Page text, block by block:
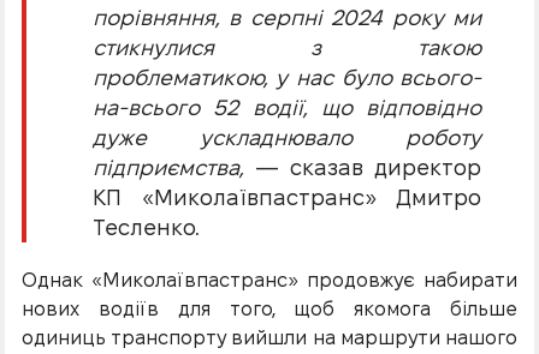
порівняння, в серпні 2024 року ми
стикнулися з такою
проблематикою, у нас було всього-
на-всього 52 водії, що відповідно
дуже ускладнювало роботу
підприємства, — сказав директор
КП «Миколаївпастранс» Дмитро
Тесленко.
Однак «Миколаївпастранс» продовжує набирати
нових водіїв для того, щоб якомога більше
одиниць транспорту вийшли на маршрути нашого